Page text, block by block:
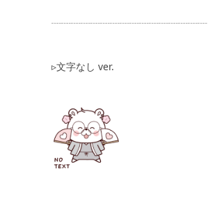
┈┈┈┈┈┈┈┈┈┈┈┈┈┈┈┈
▹文字なし ver.